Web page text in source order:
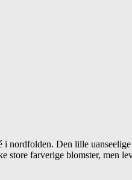
Den lille
farverige blomster, men